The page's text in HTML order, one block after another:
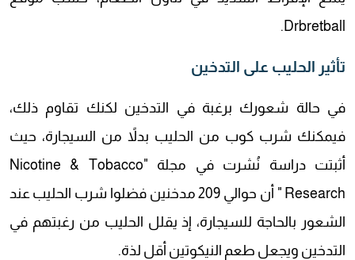
Drbretball.
تأثير الحليب على التدخين
في حالة شعورك برغبة في التدخين لكنك تقاوم ذلك،
فيمكنك شرب كوب من الحليب بدلاً من السيجارة، حيث
أثبتت دراسة نُشرت في مجلة "Nicotine & Tobacco
Research " أن حوالي 209 مدخنين فضلوا شرب الحليب عند
الشعور بالحاجة للسيجارة، إذ يقلل الحليب من رغبتهم في
التدخين ويجعل طعم النيكوتين أقل لذة.